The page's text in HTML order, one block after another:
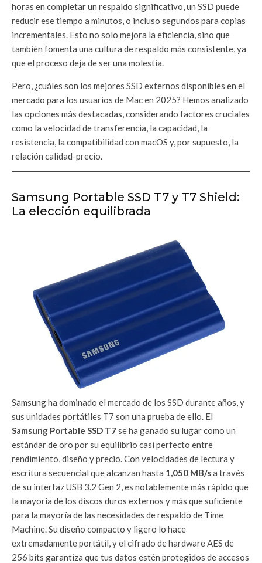
horas en completar un respaldo significativo, un SSD puede
reducir ese tiempo a minutos, o incluso segundos para copias
incrementales. Esto no solo mejora la eficiencia, sino que
también fomenta una cultura de respaldo más consistente, ya
que el proceso deja de ser una molestia.
Pero, ¿cuáles son los mejores SSD externos disponibles en el
mercado para los usuarios de Mac en 2025? Hemos analizado
las opciones más destacadas, considerando factores cruciales
como la velocidad de transferencia, la capacidad, la
resistencia, la compatibilidad con macOS y, por supuesto, la
relación calidad-precio.
Samsung Portable SSD T7 y T7 Shield:
La elección equilibrada
Samsung ha dominado el mercado de los SSD durante años, y
sus unidades portátiles T7 son una prueba de ello. El
Samsung Portable SSD T7se ha ganado su lugar como un
estándar de oro por su equilibrio casi perfecto entre
rendimiento, diseño y precio. Con velocidades de lectura y
escritura secuencial que alcanzan hasta 1,050 MB/sa través
de su interfaz USB 3.2 Gen 2, es notablemente más rápido que
la mayoría de los discos duros externos y más que suficiente
para la mayoría de las necesidades de respaldo de Time
Machine. Su diseño compacto y ligero lo hace
extremadamente portátil, y el cifrado de hardware AES de
256 bits garantiza que tus datos estén protegidos de accesos